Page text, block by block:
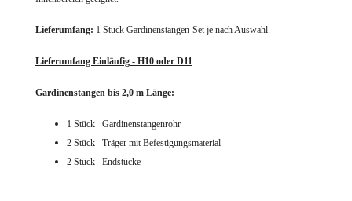
Lieferumfang: 1 Stück Gardinenstangen-Set je nach Auswahl.
Lieferumfang Einläufig - H10 oder D11
Gardinenstangen bis 2,0 m Länge:
1 Stück Gardinenstangenrohr
2 Stück Träger mit Befestigungsmaterial
2 Stück Endstücke